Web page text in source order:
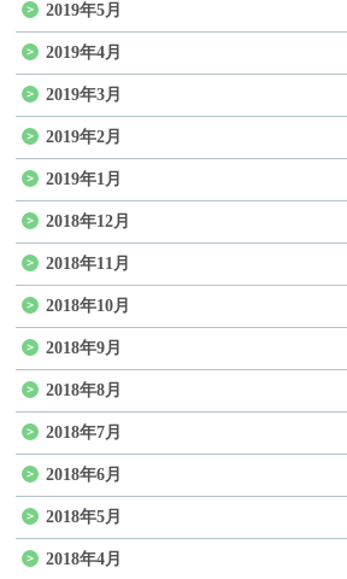
2019年5月
2019年4月
2019年3月
2019年2月
2019年1月
2018年12月
2018年11月
2018年10月
2018年9月
2018年8月
2018年7月
2018年6月
2018年5月
2018年4月